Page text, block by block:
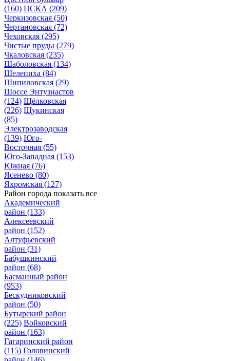
(160) ЦСКА (209)
Черкизовская (50)
Чертановская (72)
Чеховская (295)
Чистые пруды (279)
Чкаловская (235)
Шаболовская (134)
Шелепиха (84)
Шипиловская (29)
Шоссе Энтузиастов
(124) Щёлковская
(226) Щукинская
(85)
Электрозаводская
(139) Юго-
Восточная (55)
Юго-Западная (153)
Южная (76)
Ясенево (80)
Яхромская (127)
Район города показать все
Академический
район (133)
Алексеевский
район (152)
Алтуфьевский
район (31)
Бабушкинский
район (68)
Басманный район
(953)
Бескудниковский
район (50)
Бутырский район
(225) Войковский
район (163)
Гагаринский район
(115) Головинский